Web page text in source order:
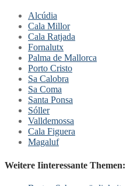
Alcúdia
Cala Millor
Cala Ratjada
Fornalutx
Palma de Mallorca
Porto Cristo
Sa Calobra
Sa Coma
Santa Ponsa
Sóller
Valldemossa
Cala Figuera
Magaluf
Weitere Iinteressante Themen: